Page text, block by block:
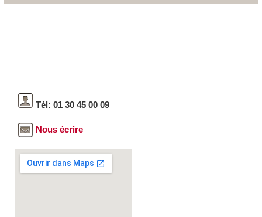
Tél: 01 30 45 00 09
Nous écrire